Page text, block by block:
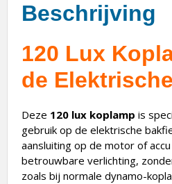
Beschrijving
120 Lux
de
Deze 120 lux koplamp is
gebruik op de elektrische
aansluiting op de motor of
betrouwbare verlichting,
zoals bij normale dynamo-